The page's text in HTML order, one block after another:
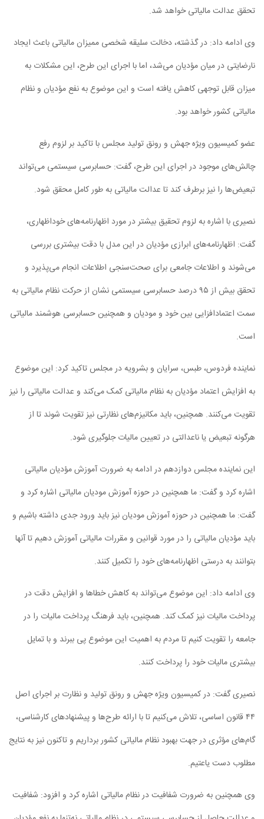
تحقق عدالت مالیاتی خواهد شد.
وی ادامه داد: در گذشته، دخالت سلیقه‌‌ شخصی ممیزان مالیاتی باعث ایجاد
نارضایتی در میان مؤدیان می‌شد، اما با اجرای این طرح، این مشکلات به
میزان قابل توجهی کاهش یافته است و این موضوع به نفع مؤدیان و نظام
مالیاتی کشور خواهد بود.
عضو کمیسیون ویژه جهش و رونق تولید مجلس با تاکید بر لزوم رفع
چالش‌های موجود در اجرای این طرح، گفت: حسابرسی سیستمی می‌تواند
تبعیض‌ها را نیز برطرف کند تا عدالت مالیاتی به طور کامل محقق شود.
نصیری با اشاره به لزوم تحقیق بیشتر در مورد اظهارنامه‌های خوداظهاری،
گفت: اظهارنامه‌های ابرازی مؤدیان در این مدل با دقت بیشتری بررسی
می‌شوند و اطلاعات جامعی برای صحت‌سنجی اطلاعات انجام می‌پذیرد و
تحقق بیش از ۹۵ درصد حسابرسی سیستمی نشان از حرکت نظام مالیاتی به
سمت اعتمادافزایی بین خود و مودیان و همچنین حسابرسی هوشمند مالیاتی
است.
نماینده فردوس، طبس، سرایان و بشرویه در مجلس تاکید کرد: این موضوع
به افزایش اعتماد مؤدیان به نظام مالیاتی کمک می‌کند و عدالت مالیاتی را نیز
تقویت می‌کنند. همچنین، باید مکانیزم‌های نظارتی نیز تقویت شوند تا از
هرگونه تبعیض یا ناعدالتی در تعیین مالیات جلوگیری شود.
این نماینده مجلس دوازدهم در ادامه به ضرورت آموزش مؤدیان مالیاتی
اشاره کرد و گفت: ما همچنین در حوزه آموزش مودیان مالیاتی اشاره کرد و
گفت: ما همچنین در حوزه آموزش مودیان نیز باید ورود جدی داشته باشیم و
باید مؤدیان مالیاتی را در مورد قوانین و مقررات مالیاتی آموزش دهیم تا آنها
بتوانند به درستی اظهارنامه‌های خود را تکمیل کنند.
وی ادامه داد: این موضوع می‌تواند به کاهش خطا‌ها و افزایش دقت در
پرداخت مالیات نیز کمک کند. همچنین، باید فرهنگ پرداخت مالیات را در
جامعه را تقویت کنیم تا مردم به اهمیت این موضوع پی ببرند و با تمایل
بیشتری مالیات خود را پرداخت کنند.
نصیری گفت: در کمیسیون ویژه جهش و رونق تولید و نظارت بر اجرای اصل
۴۴ قانون اساسی، تلاش می‌کنیم تا با ارائه طرح‌ها و پیشنهاد‌های کارشناسی،
گام‌های مؤثری در جهت بهبود نظام مالیاتی کشور برداریم و تاکنون نیز به نتایج
مطلوب دست یاعتیم.
وی همچنین به ضرورت شفافیت در نظام مالیاتی اشاره کرد و افزود: شفافیت